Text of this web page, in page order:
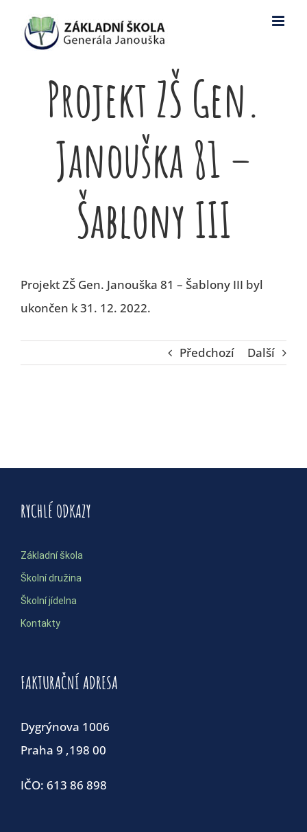
Projekt ZŠ Gen.
Janouška 81 –
Šablony III
Předchozí Další
Projekt ZŠ Gen. Janouška 81 – Šablony III byl
ukončen k 31. 12. 2022.
RYCHLÉ ODKAZY
Základní škola
Školní družina
Školní jídelna
Kontakty
FAKTURAČNÍ ADRESA
Dygrýnova 1006
Praha 9 ,198 00
IČO: 613 86 898